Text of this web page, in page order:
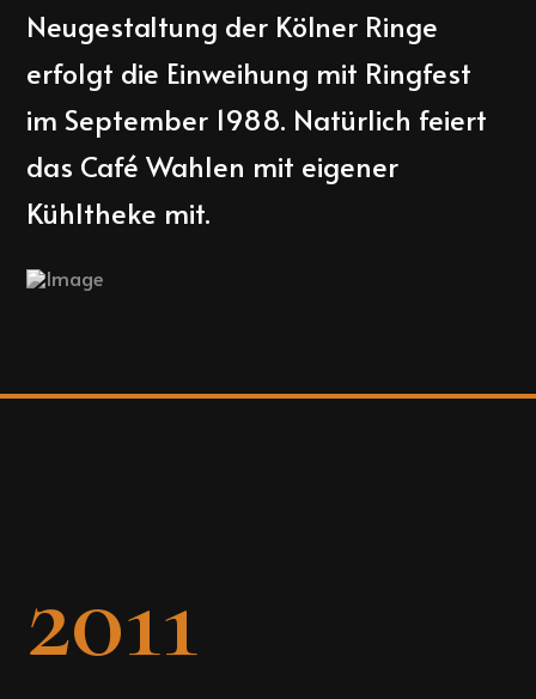
Neugestaltung der Kölner Ringe
erfolgt die Einweihung mit Ringfest
im September 1988. Natürlich feiert
das Café Wahlen mit eigener
Kühltheke mit.
2011